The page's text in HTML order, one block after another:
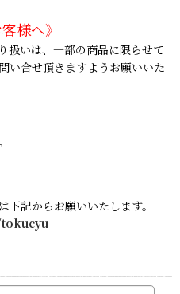
様へ》
扱いは、一部の商品に限らせて
い合せ頂きますようお願いいた
記からお願いいたします。